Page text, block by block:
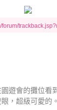
forum/
遊會的攤位看
，超級可愛的。